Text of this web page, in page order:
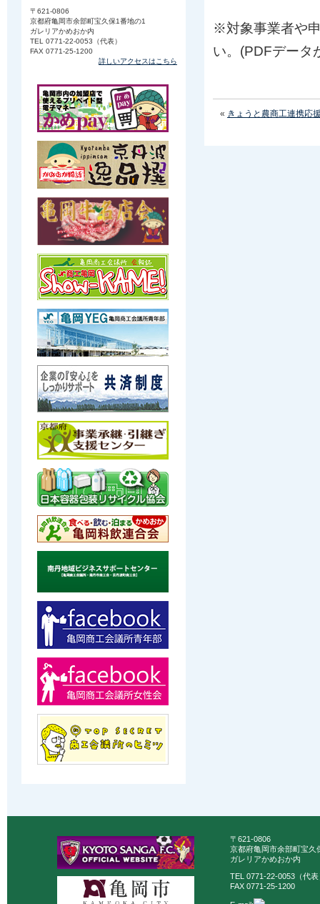
※対象事業者や
い。(PDFデータ
« きょうと農商工連携応
〒621-0806
京都府亀岡市余部町宝久保1番地の1
ガレリアかめおか内
TEL 0771-22-0053（代表）
FAX 0771-25-1200
詳しいアクセスはこちら
〒621-0806
京都府亀岡市余部町宝久
ガレリアかめおか内
TEL 0771-22-0053（代表
FAX 0771-25-1200